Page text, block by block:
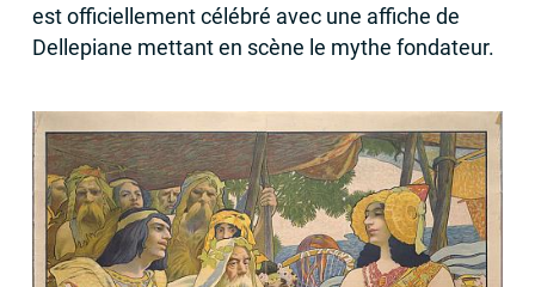
est officiellement célébré avec une affiche de
Dellepiane mettant en scène le mythe fondateur.